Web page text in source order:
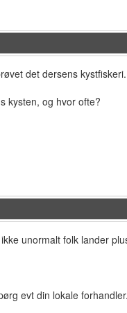
det dersens
kysten, og hvor ofte?
unormalt folk lander
evt din lokale forhandler.